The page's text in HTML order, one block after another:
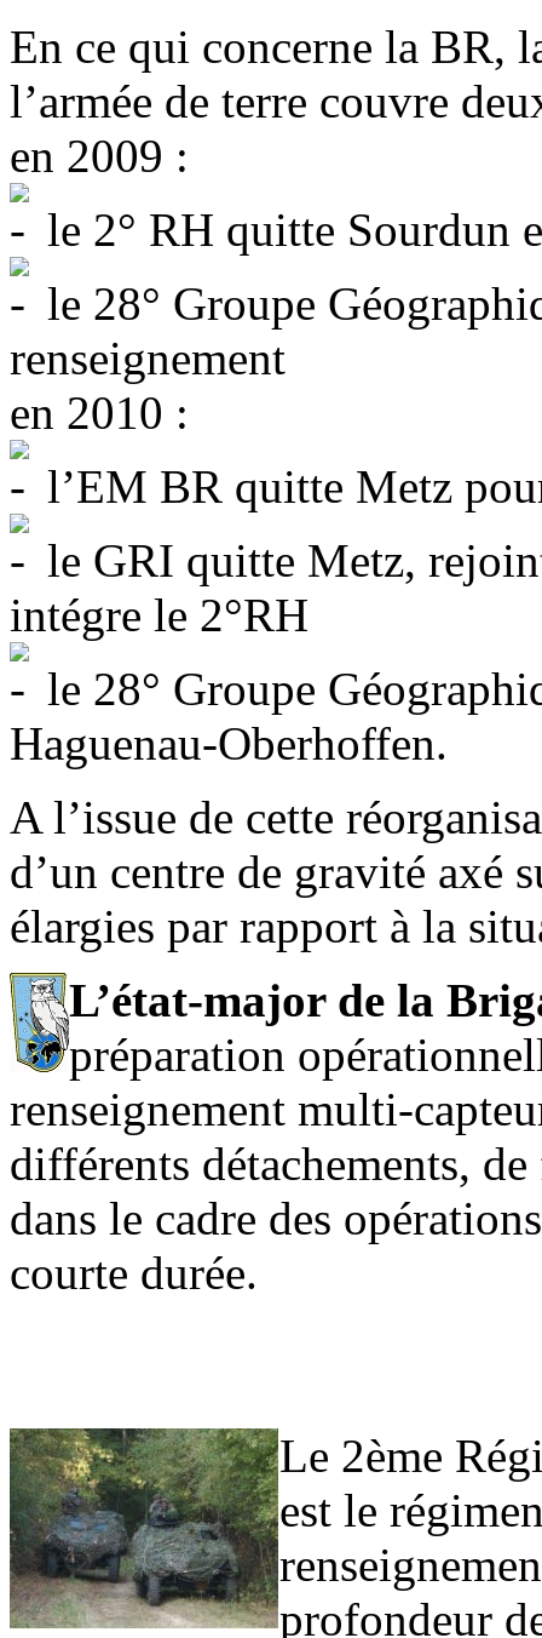
En ce qui concerne la BR,
l’armée de terre couvre
en 2009 :
le 2° RH quitte Sourdun
le 28° Groupe
renseignement
en 2010 :
l’EM BR quitte Metz
le GRI quitte Metz,
intégre le 2°RH
le 28° Groupe
Haguenau-Oberhoffen.
A l’issue de cette
d’un centre de gravité axé
élargies par rapport à la
L’état-major de la
préparation
renseignement multi-
différents détachements,
dans le cadre des
courte durée.
Le 2ème
est le
profondeur